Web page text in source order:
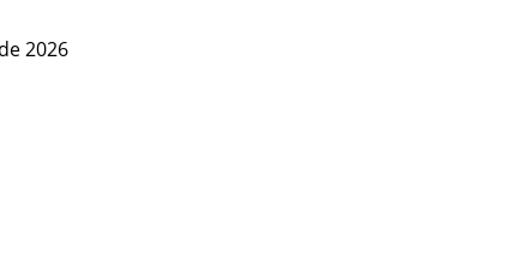
2026